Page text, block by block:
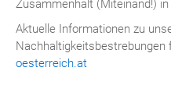
Zusammenhalt (Miteinand!)
Aktuelle Informationen zu
Nachhaltigkeitsbestrebungen
oesterreich.at